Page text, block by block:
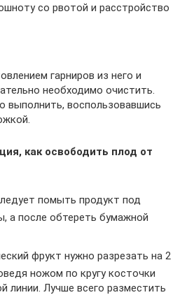
со рвотой и расстройство
гарниров из него и
необходимо очистить.
выполнить, воспользовавшись
как освободить плод от
помыть продукт под
а после обтереть бумажной
фрукт нужно разрезать на 2
ножом по кругу косточки
линии. Лучше всего разместить